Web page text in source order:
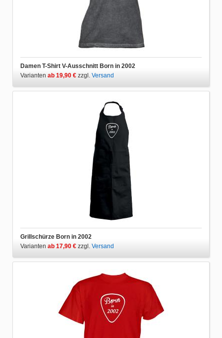
Damen T-Shirt V-Ausschnitt Born in 2002
Varianten ab 19,90 € zzgl. Versand
Grillschürze Born in 2002
Varianten ab 17,90 € zzgl. Versand